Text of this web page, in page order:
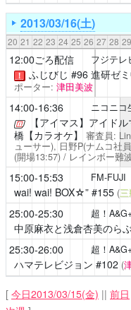
2013/03/16(土)
20 21 22 23 24 25 26 27 28 29
12:00ごろ配信 フジテレ
！ ふじびじ #96 進研ゼ
ポーター: 津田美波
14:00-16:36 ニコニコ
【アイマス】アイド
橋【カラオケ】
審査員:
ューサー), 日野P(ナムコ社
(開場13:57) / レインボー難
15:00-15:53 FM-FUJI
wai! wai! BOX☆”#155 (三
25:00-25:30 超！
中原麻衣と浅倉杏美のら
25:30-26:00 超！
ハマテレビジョン #102 (
[ 今日2013/03/15(金) || 前日